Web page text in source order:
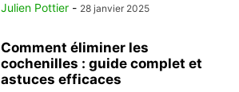
Julien Pottier - 28 janvier 2025
Comment éliminer les
cochenilles : guide complet et
astuces efficaces